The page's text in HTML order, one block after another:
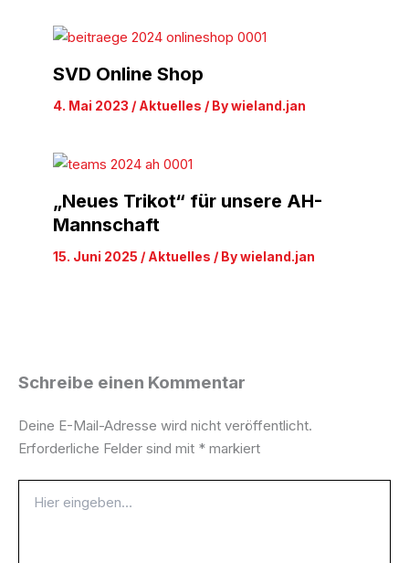
SVD Online Shop
4. Mai 2023 / Aktuelles / Bywieland.jan
„Neues Trikot“ für unsere AH-
Mannschaft
15. Juni 2025 / Aktuelles / Bywieland.jan
Schreibe einen Kommentar
Deine E-Mail-Adresse wird nicht veröffentlicht.
Erforderliche Felder sind mit * markiert
eingeben…